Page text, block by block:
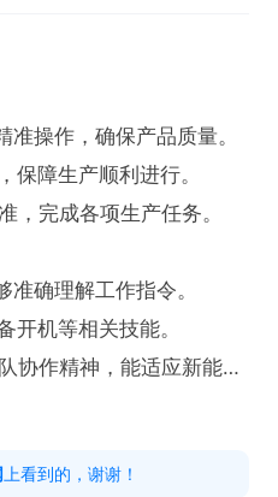
操作，确保产品质量。
保障生产顺利进行。
，完成各项生产任务。
确理解工作指令。
开机等相关技能。
协作精神，能适应新能源
上看到的，谢谢！